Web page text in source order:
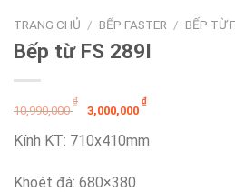
TRANG CHỦ / BẾP FASTER / BẾP TỪ
Bếp từ FS 289I
10,990,000
₫
Giá
gốc
là:
10,990,000 ₫.
3,000,000
₫Giá
tại
Kính KT: 710x410mm
Khoét đá: 680×380